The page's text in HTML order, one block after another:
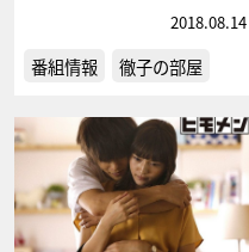
2018.08.14
番組情報 徹子の部屋